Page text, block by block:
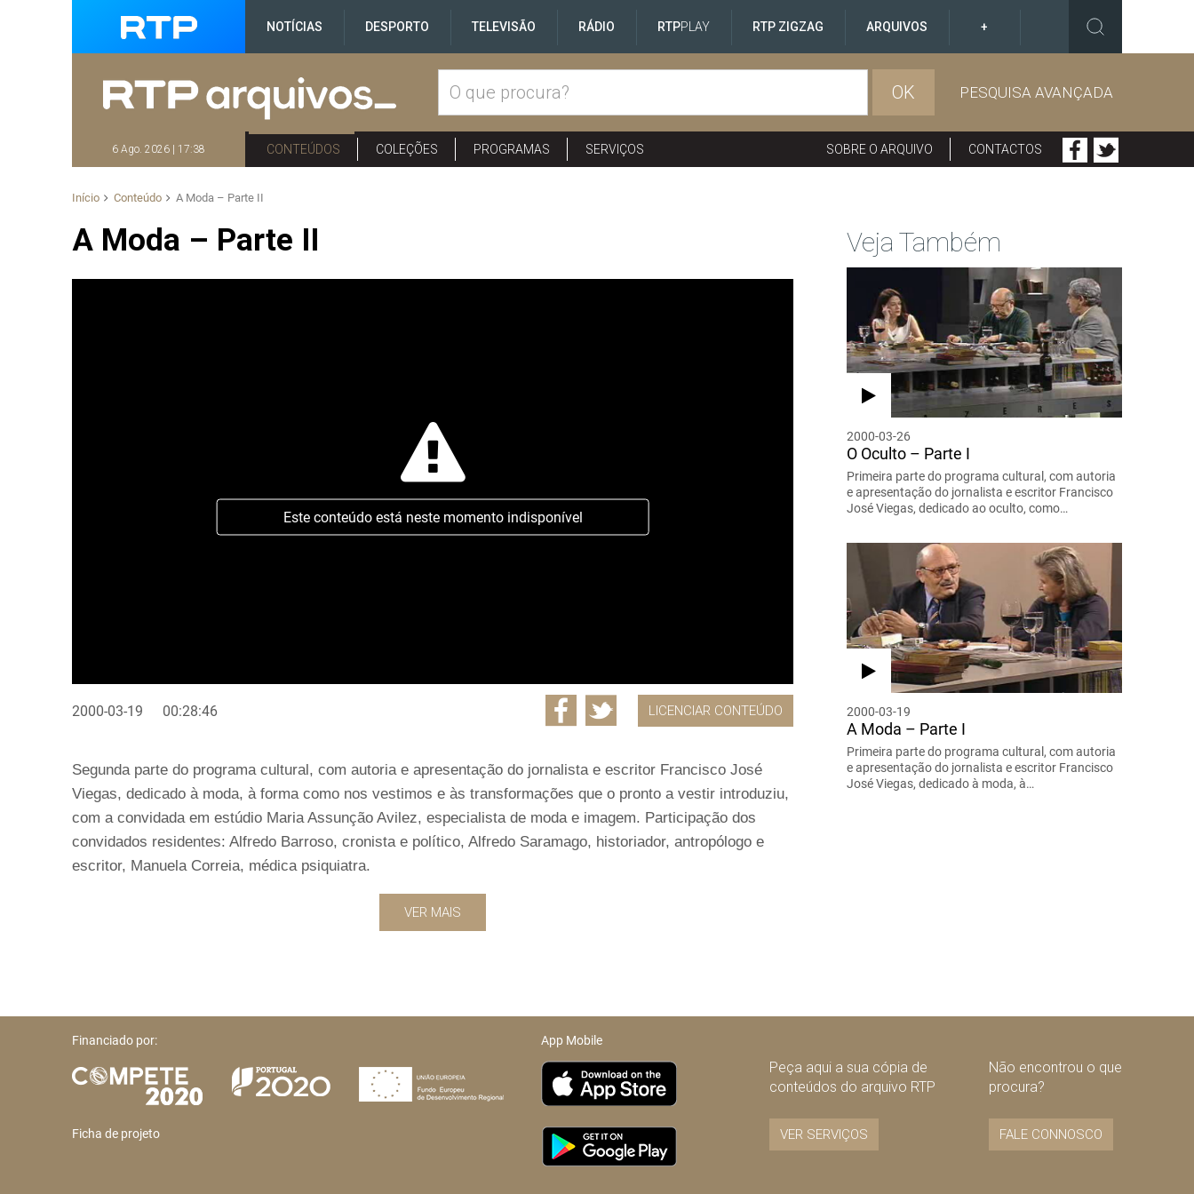
NOTÍCIAS DESPORTO TELEVISÃO RÁDIO RTPPLAY RTP ZIGZAG ARQUIVOS +
OK PESQUISA AVANÇADA
6 Ago. 2026 | 17:38 CONTEÚDOS COLEÇÕES PROGRAMAS SERVIÇOS SOBRE O ARQUIVO CONTACTOS
Início Conteúdo A Moda – Parte II
A Moda – Parte II
Este conteúdo está neste momento indisponível
2000-03-19 00:28:46 LICENCIAR CONTEÚDO
Segunda parte do programa cultural, com autoria e apresentação do jornalista e escritor Francisco José
Viegas, dedicado à moda, à forma como nos vestimos e às transformações que o pronto a vestir introduziu,
com a convidada em estúdio Maria Assunção Avilez, especialista de moda e imagem. Participação dos
convidados residentes: Alfredo Barroso, cronista e político, Alfredo Saramago, historiador, antropólogo e
escritor, Manuela Correia, médica psiquiatra.
VER MAIS
Veja Também
2000-03-26
O Oculto – Parte I
Primeira parte do programa cultural, com autoria
e apresentação do jornalista e escritor Francisco
José Viegas, dedicado ao oculto, como…
2000-03-19
A Moda – Parte I
Primeira parte do programa cultural, com autoria
e apresentação do jornalista e escritor Francisco
José Viegas, dedicado à moda, à…
Financiado por:
Ficha de projeto
App Mobile
Peça aqui a sua cópia de
conteúdos do arquivo RTP
VER SERVIÇOS
Não encontrou o que
procura?
FALE CONNOSCO